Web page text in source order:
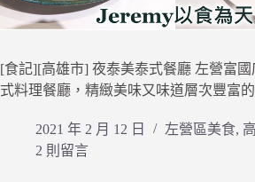
[食記][高雄市] 夜泰美泰式餐廳 左營富
式料理餐廳，精緻美味又味道層次豐富
2021 年 2 月 12 日 左營區美食,
2 則留言